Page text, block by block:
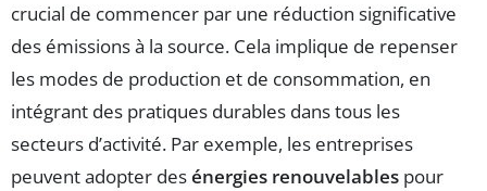
crucial de commencer par une réduction significative
des émissions à la source. Cela implique de repenser
les modes de production et de consommation, en
intégrant des pratiques durables dans tous les
secteurs d’activité. Par exemple, les entreprises
peuvent adopter desénergies renouvelables pour